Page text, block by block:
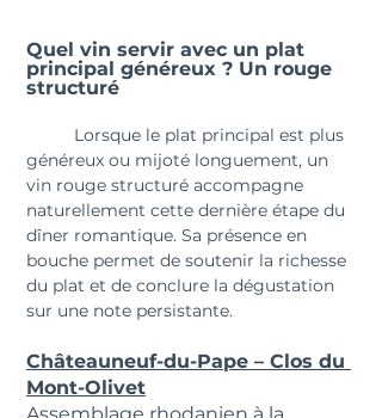
Quel vin servir avec un plat
principal généreux ? Un rouge
structuré
généreux ou mijoté longuement, un
vin rouge structuré accompagne
naturellement cette dernière étape du
dîner romantique. Sa présence en
bouche permet de soutenir la richesse
du plat et de conclure la dégustation
sur une note persistante.
Châteauneuf-du-Pape – Clos du
Mont-Olivet